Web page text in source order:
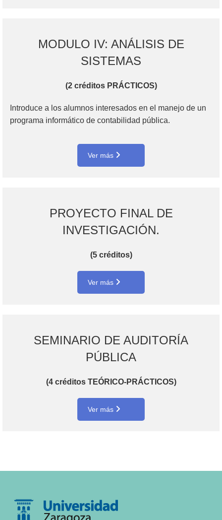
MODULO IV: ANÁLISIS DE
SISTEMAS
(2 créditos PRÁCTICOS)
Introduce a los alumnos interesados en el manejo de un
programa informático de contabilidad pública.
Ver más
PROYECTO FINAL DE
INVESTIGACIÓN.
(5 créditos)
Ver más
SEMINARIO DE AUDITORÍA
PÚBLICA
(4 créditos TEÓRICO-PRÁCTICOS)
Ver más